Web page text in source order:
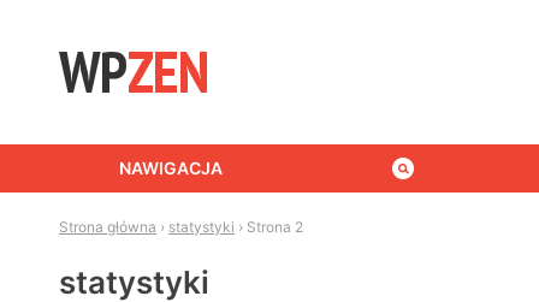
NAWIGACJA
Strona główna › statystyki › Strona 2
statystyki